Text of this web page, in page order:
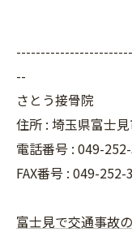
--
さとう接骨院
住所 : 埼玉県富士
電話番号 : 049-
FAX番号 : 049-252-
富士見で交通事故